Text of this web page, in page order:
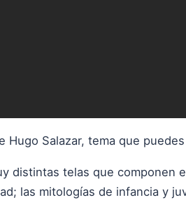
Salazar, tema que
distintas telas que componen
las mitologías de infancia y